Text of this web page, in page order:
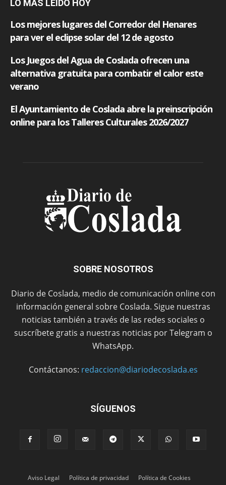
LO MÁS LEÍDO HOY
SOBRE NOSOTROS
Diario de Coslada, medio de comunicación online con
información general sobre Coslada. Sigue nuestras
noticias también a través de las redes sociales o
suscríbete gratis a nuestras noticias por Telegram o
WhatsApp.
Contáctanos: redaccion@diariodecoslada.es
SÍGUENOS
Aviso Legal Política de privacidad Política de Cookies